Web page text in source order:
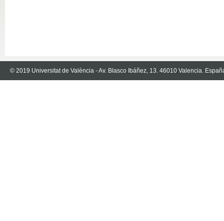
© 2019 Universitat de València - Av. Blasco Ibáñez, 13. 46010 Valencia.